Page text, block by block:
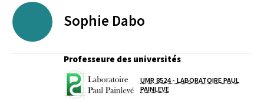
Sophie Dabo
Professeure des universités
Laboratoire / équipe
UMR 8524 - LABORATOIRE PAUL
PAINLEVE